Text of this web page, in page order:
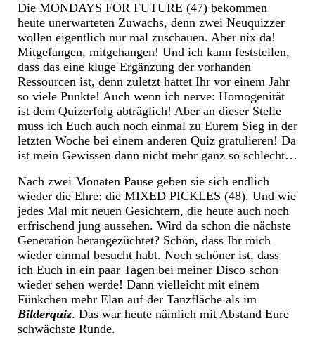
Die MONDAYS FOR FUTURE (47) bekommen
heute unerwarteten Zuwachs, denn zwei Neuquizzer
wollen eigentlich nur mal zuschauen. Aber nix da!
Mitgefangen, mitgehangen! Und ich kann feststellen,
dass das eine kluge Ergänzung der vorhanden
Ressourcen ist, denn zuletzt hattet Ihr vor einem Jahr
so viele Punkte! Auch wenn ich nerve: Homogenität
ist dem Quizerfolg abträglich! Aber an dieser Stelle
muss ich Euch auch noch einmal zu Eurem Sieg in der
letzten Woche bei einem anderen Quiz gratulieren! Da
ist mein Gewissen dann nicht mehr ganz so schlecht…
Nach zwei Monaten Pause geben sie sich endlich
wieder die Ehre: die MIXED PICKLES (48). Und wie
jedes Mal mit neuen Gesichtern, die heute auch noch
erfrischend jung aussehen. Wird da schon die nächste
Generation herangezüchtet? Schön, dass Ihr mich
wieder einmal besucht habt. Noch schöner ist, dass
ich Euch in ein paar Tagen bei meiner Disco schon
wieder sehen werde! Dann vielleicht mit einem
Fünkchen mehr Elan auf der Tanzfläche als im
Bilderquiz. Das war heute nämlich mit Abstand Eure
schwächste Runde.